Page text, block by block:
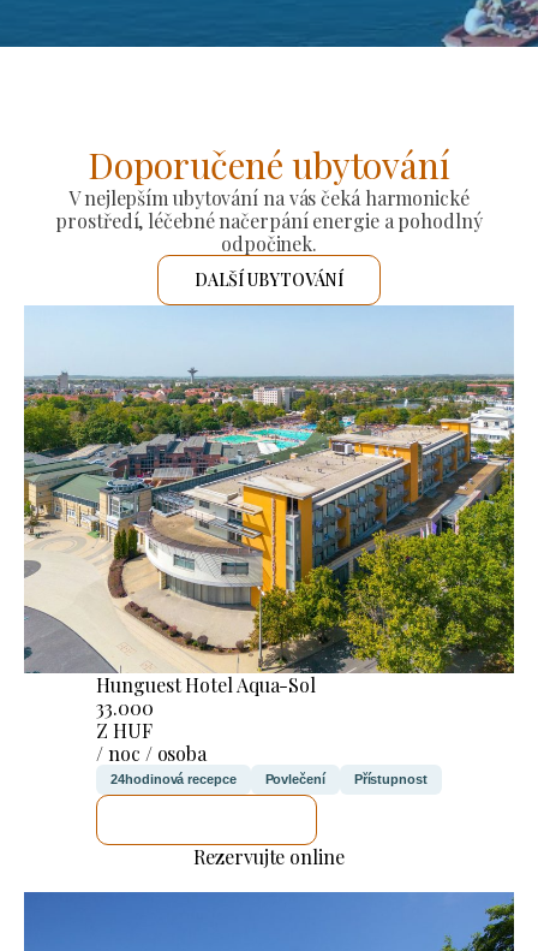
Doporučené ubytování
V nejlepším ubytování na vás čeká harmonické
prostředí, léčebné načerpání energie a pohodlný
odpočinek.
DALŠÍ UBYTOVÁNÍ
Hunguest Hotel Aqua-Sol
33.000
Z HUF
/ noc / osoba
24hodinová recepce Povlečení Přístupnost
Rezervujte online